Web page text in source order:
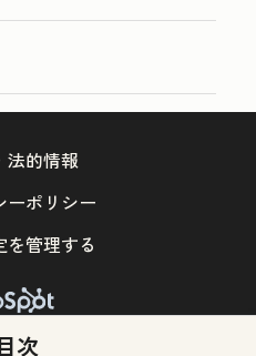
次
HubSpot, Inc.
法的情報
ーポリシー
を管理する